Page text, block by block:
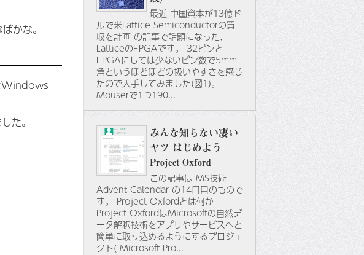
かな。
Windows
た。
最近 中国資本が13億ド
ルで米Lattice Semiconductorの買
収を計画 の記事で話題になった、
LatticeのFPGAです。 32ピンと
FPGAにしては少ないピン数で5mm
角というほどほどの扱いやすさを感じ
たので入手してみました(図1)。
Mouserで1つ190...
みんな知らない凄い
ヤツ はじめよう
Project Oxford
この記事は MS技術
Advent Calendar の14日目のもので
す。 Project Oxfordとは何か
Project OxfordはMicrosoftの自然デ
ータ解釈技術をアプリやサービスへと
簡単に取り込めるようにするプロジェ
クト( Microsoft Pro...